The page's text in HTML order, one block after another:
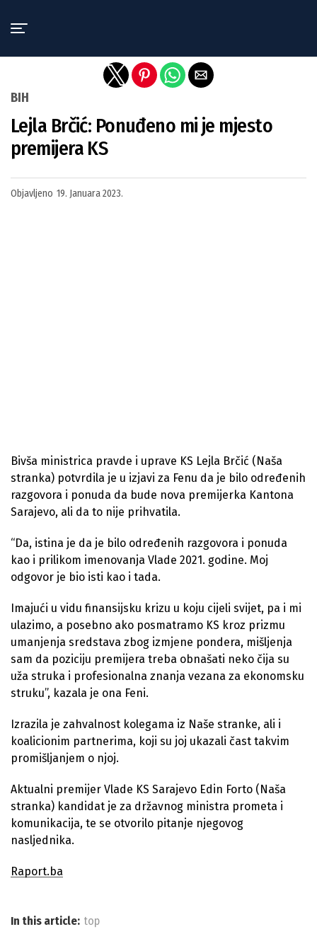
BIH
Lejla Brčić: Ponuđeno mi je mjesto
premijera KS
Objavljeno 19. Januara 2023.
Bivša ministrica pravde i uprave KS Lejla Brčić (Naša
stranka) potvrdila je u izjavi za Fenu da je bilo određenih
razgovora i ponuda da bude nova premijerka Kantona
Sarajevo, ali da to nije prihvatila.
“Da, istina je da je bilo određenih razgovora i ponuda
kao i prilikom imenovanja Vlade 2021. godine. Moj
odgovor je bio isti kao i tada.
Imajući u vidu finansijsku krizu u koju cijeli svijet, pa i mi
ulazimo, a posebno ako posmatramo KS kroz prizmu
umanjenja sredstava zbog izmjene pondera, mišljenja
sam da poziciju premijera treba obnašati neko čija su
uža struka i profesionalna znanja vezana za ekonomsku
struku”, kazala je ona Feni.
Izrazila je zahvalnost kolegama iz Naše stranke, ali i
koalicionim partnerima, koji su joj ukazali čast takvim
promišljanjem o njoj.
Aktualni premijer Vlade KS Sarajevo Edin Forto (Naša
stranka) kandidat je za državnog ministra prometa i
komunikacija, te se otvorilo pitanje njegovog
nasljednika.
Raport.ba
In this article: top